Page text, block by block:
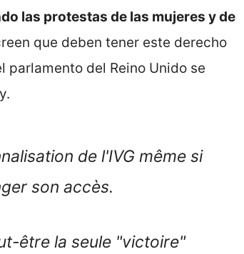
las protestas de las mujeres y de
que deben tener este derecho
parlamento del Reino Unido se
de l'IVG même si
son accès.
être la seule "victoire"